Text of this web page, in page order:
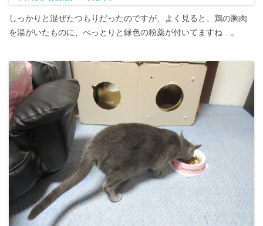
しっかりと混ぜたつもりだったのですが、よく見ると、鶏の胸肉
を湯がいたものに、べっとりと緑色の粉薬が付いてますね…。